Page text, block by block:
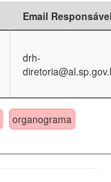
Email
drh-
organograma